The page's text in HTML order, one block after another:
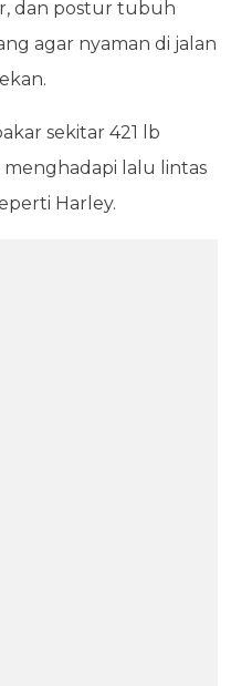
dan postur tubuh
agar nyaman di jalan
sekitar 421 lb
lalu lintas
Harley.